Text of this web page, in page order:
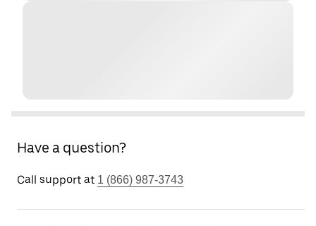
Have a question?
Call support at 1 (866) 987-3743